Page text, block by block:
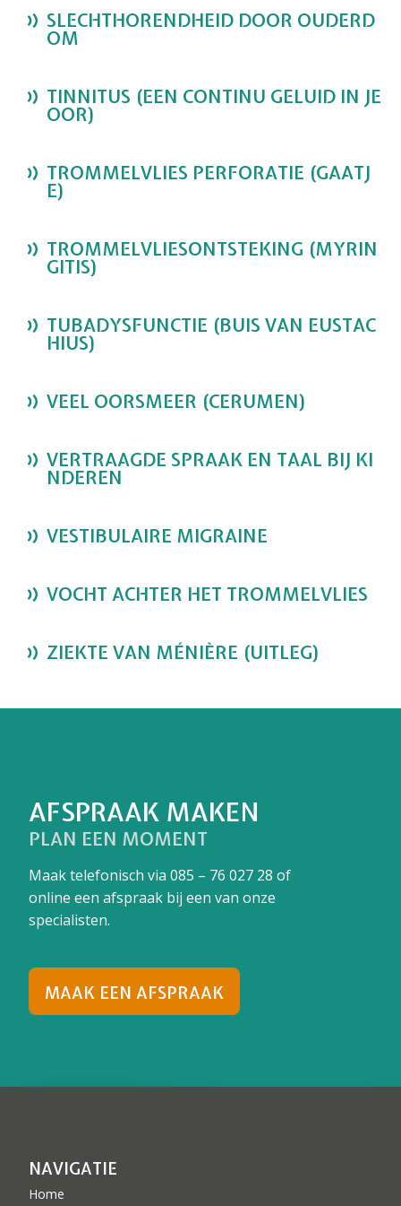
SLECHTHORENDHEID DOOR OUDERD
OM
TINNITUS (EEN CONTINU GELUID IN JE
OOR)
TROMMELVLIES PERFORATIE (GAATJ
E)
TROMMELVLIESONTSTEKING (MYRIN
GITIS)
TUBADYSFUNCTIE (BUIS VAN EUSTAC
HIUS)
VEEL OORSMEER (CERUMEN)
VERTRAAGDE SPRAAK EN TAAL BIJ KI
NDEREN
VESTIBULAIRE MIGRAINE
VOCHT ACHTER HET TROMMELVLIES
ZIEKTE VAN MÉNIÈRE (UITLEG)
AFSPRAAK MAKEN
PLAN EEN MOMENT
Maak telefonisch via 085 – 76 027 28 of
online een afspraak bij een van onze
specialisten.
MAAK EEN AFSPRAAK
NAVIGATIE
Home